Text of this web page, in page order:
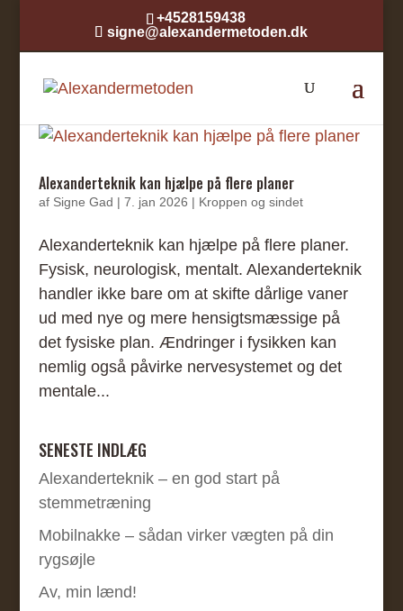
+4528159438
signe@alexandermetoden.dk
Alexanderteknik kan hjælpe på flere planer
af Signe Gad | 7. jan 2026 | Kroppen og sindet
Alexanderteknik kan hjælpe på flere planer.
Fysisk, neurologisk, mentalt. Alexanderteknik
handler ikke bare om at skifte dårlige vaner
ud med nye og mere hensigtsmæssige på
det fysiske plan. Ændringer i fysikken kan
nemlig også påvirke nervesystemet og det
mentale...
SENESTE INDLÆG
Alexanderteknik – en god start på
stemmetræning
Mobilnakke – sådan virker vægten på din
rygsøjle
Av, min lænd!